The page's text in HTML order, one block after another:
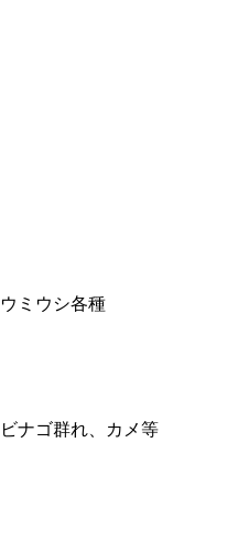
ミウシ各種
ナゴ群れ、カメ等